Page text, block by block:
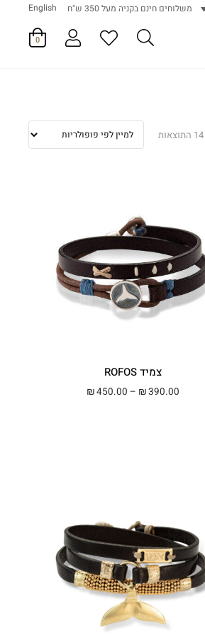
משלוחים חינם בקניה מעל 350 ש"ח English
0
ממוין
צמיד ROFOS
₪390.00
–
₪450.00 טווח מחירים: ⁦₪390.00⁩ עד ⁦₪450.00⁩